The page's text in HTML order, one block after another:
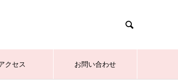

クセス お問い合わせ